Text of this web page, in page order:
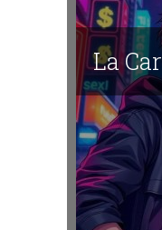
La